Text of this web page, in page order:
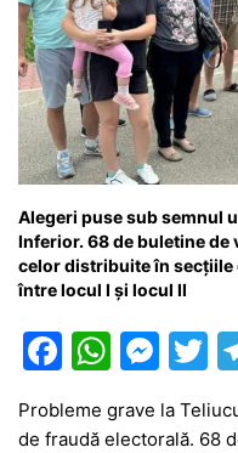
Alegeri puse sub semnul
Inferior. 68 de buletine de
celor distribuite în secțiile
între locul I și locul II
F
c
W
at
M
s
T
w
Probleme grave la
de fraudă electorală. 68